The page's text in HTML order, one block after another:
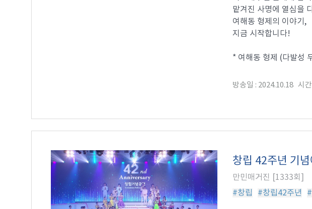
맡겨진 사명에 열심을
여해동 형제의 이야기,
지금 시작합니다!
* 여해동 형제 (다발성
방송일 : 2024.10.18 시
창립 42주년 기
만민매거진 [1333회]
#창립
#창립42주년